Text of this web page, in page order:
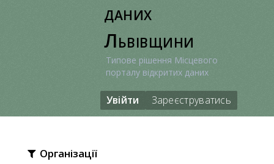
даних
Львівщини
Типове рішення Місцевого
порталу відкритих даних
Увійти Зареєструватись
Організації